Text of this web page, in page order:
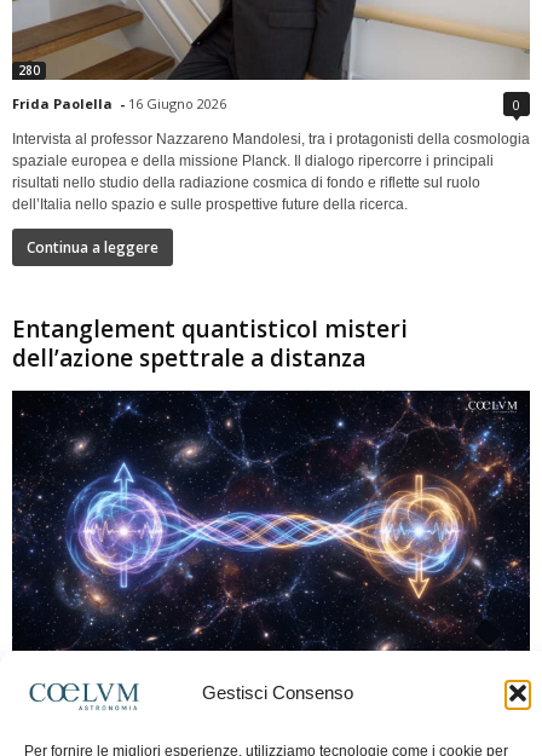
Gestisci Consenso
Per fornire le migliori esperienze, utilizziamo tecnologie come i cookie per
280
Frida Paolella - 16 Giugno 2026 0
Intervista al professor Nazzareno Mandolesi, tra i protagonisti della cosmologia
spaziale europea e della missione Planck. Il dialogo ripercorre i principali
risultati nello studio della radiazione cosmica di fondo e riflette sul ruolo
dell’Italia nello spazio e sulle prospettive future della ricerca.
Continua a leggere
Entanglement quantisticoI misteri
dell’azione spettrale a distanza
Marco Lorrai - 15 Giugno 2026 0
moderna: due particelle possono mostrare correlazioni che sembrano ignorare